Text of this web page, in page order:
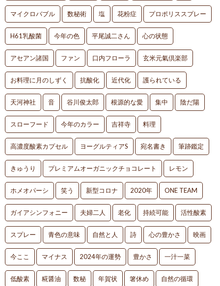
マイクロバブル 数秘術 塩 花粉症 プロポリススプレー
H61乳酸菌 今年の色 平尾誠二さん 心の状態
アセアン諸国 ファン 口内フローラ 玄米元氣倶楽部
お料理に月のしずく 抗酸化 近代化 護られている
天河神社 音 谷川俊太郎 根源的な愛 集中 陰だ陽
スローフード 今年のカラー 吉祥寺 料理
高濃度酸素カプセル ヨーグルティアS 宛名書き 筆跡鑑定
きゅうり プレミアムオーガニックチョコレート レモン
ホメオパーシ 笑う 新型コロナ 2020年 ONE TEAM
ガイアシンフォニー 夫婦二人 老化 持続可能 活性酸素
スプレー 青色の意味 自然と人 詩 心の豊かさ 映画
今ここ マイナス 2024年の運勢 豊かさ 一汁一菜
低酸素 糀醤油 数秘 年賀状 箸休め 自然の循環